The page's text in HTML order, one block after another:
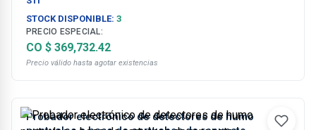
STOCK DISPONIBLE: 3
PRECIO ESPECIAL:
CO $ 369,732.42
Precio válido hasta agotar existencias
Probador electrónico de detectores de humo